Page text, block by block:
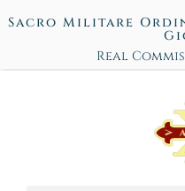
Sacro Militare
Real